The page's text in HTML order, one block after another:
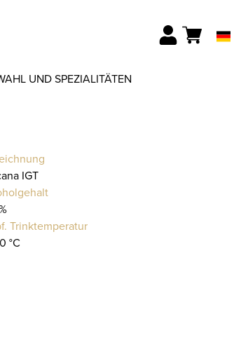
UND SPEZIALITÄTEN
IGT
Trinktemperatur
°C